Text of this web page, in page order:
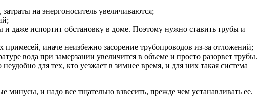
на энергоноситель увеличиваются;
даже испортит обстановку в доме. Поэтому нужно ставить трубы и
примесей, иначе неизбежно засорение трубопроводов из-за отложений;
вода при замерзании увеличится в объеме и просто разорвет трубы.
для тех, кто уезжает в зимнее время, и для них такая система
минусы, и надо все тщательно взвесить, прежде чем устанавливать ее.